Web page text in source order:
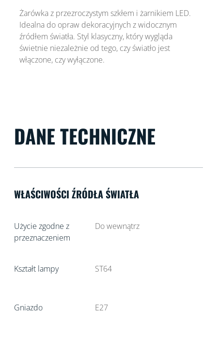
Żarówka z przezroczystym szkłem i żarnikiem LED.
Idealna do opraw dekoracyjnych z widocznym
źródłem światła. Styl klasyczny, który wygląda
świetnie niezależnie od tego, czy światło jest
włączone, czy wyłączone.
DANE TECHNICZNE
WŁAŚCIWOŚCI ŹRÓDŁA ŚWIATŁA
Użycie zgodne z
przeznaczeniem
Do wewnątrz
Kształt lampy ST64
Gniazdo E27